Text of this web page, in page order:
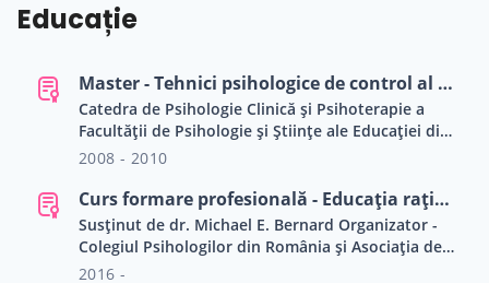
Educație
Master - Tehnici psihologice de control al comportamentului și dezvoltarea potențialului uman
Catedra de Psihologie Clinică și Psihoterapie a
Facultății de Psihologie și Științe ale Educației din
cadrul Universității Babeș-Bolyai - Cluj.
2008 - 2010
Curs formare profesională - Educația rațional-emotivă: aplicații în context școlar și clinic
Susținut de dr. Michael E. Bernard Organizator -
Colegiul Psihologilor din România și Asociația de
Psihoterapii Cognitive și Comportamentale din
2016 -